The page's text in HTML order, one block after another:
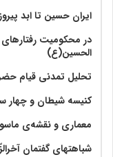
ایران حسین تا ابد
در محکومیت رفتارهای
الحسین(ع)
تحلیل تمدنی قیام
کنیسه شیطان و چهار
معماری و نقشه‌ی
شباهتهای گفتمان